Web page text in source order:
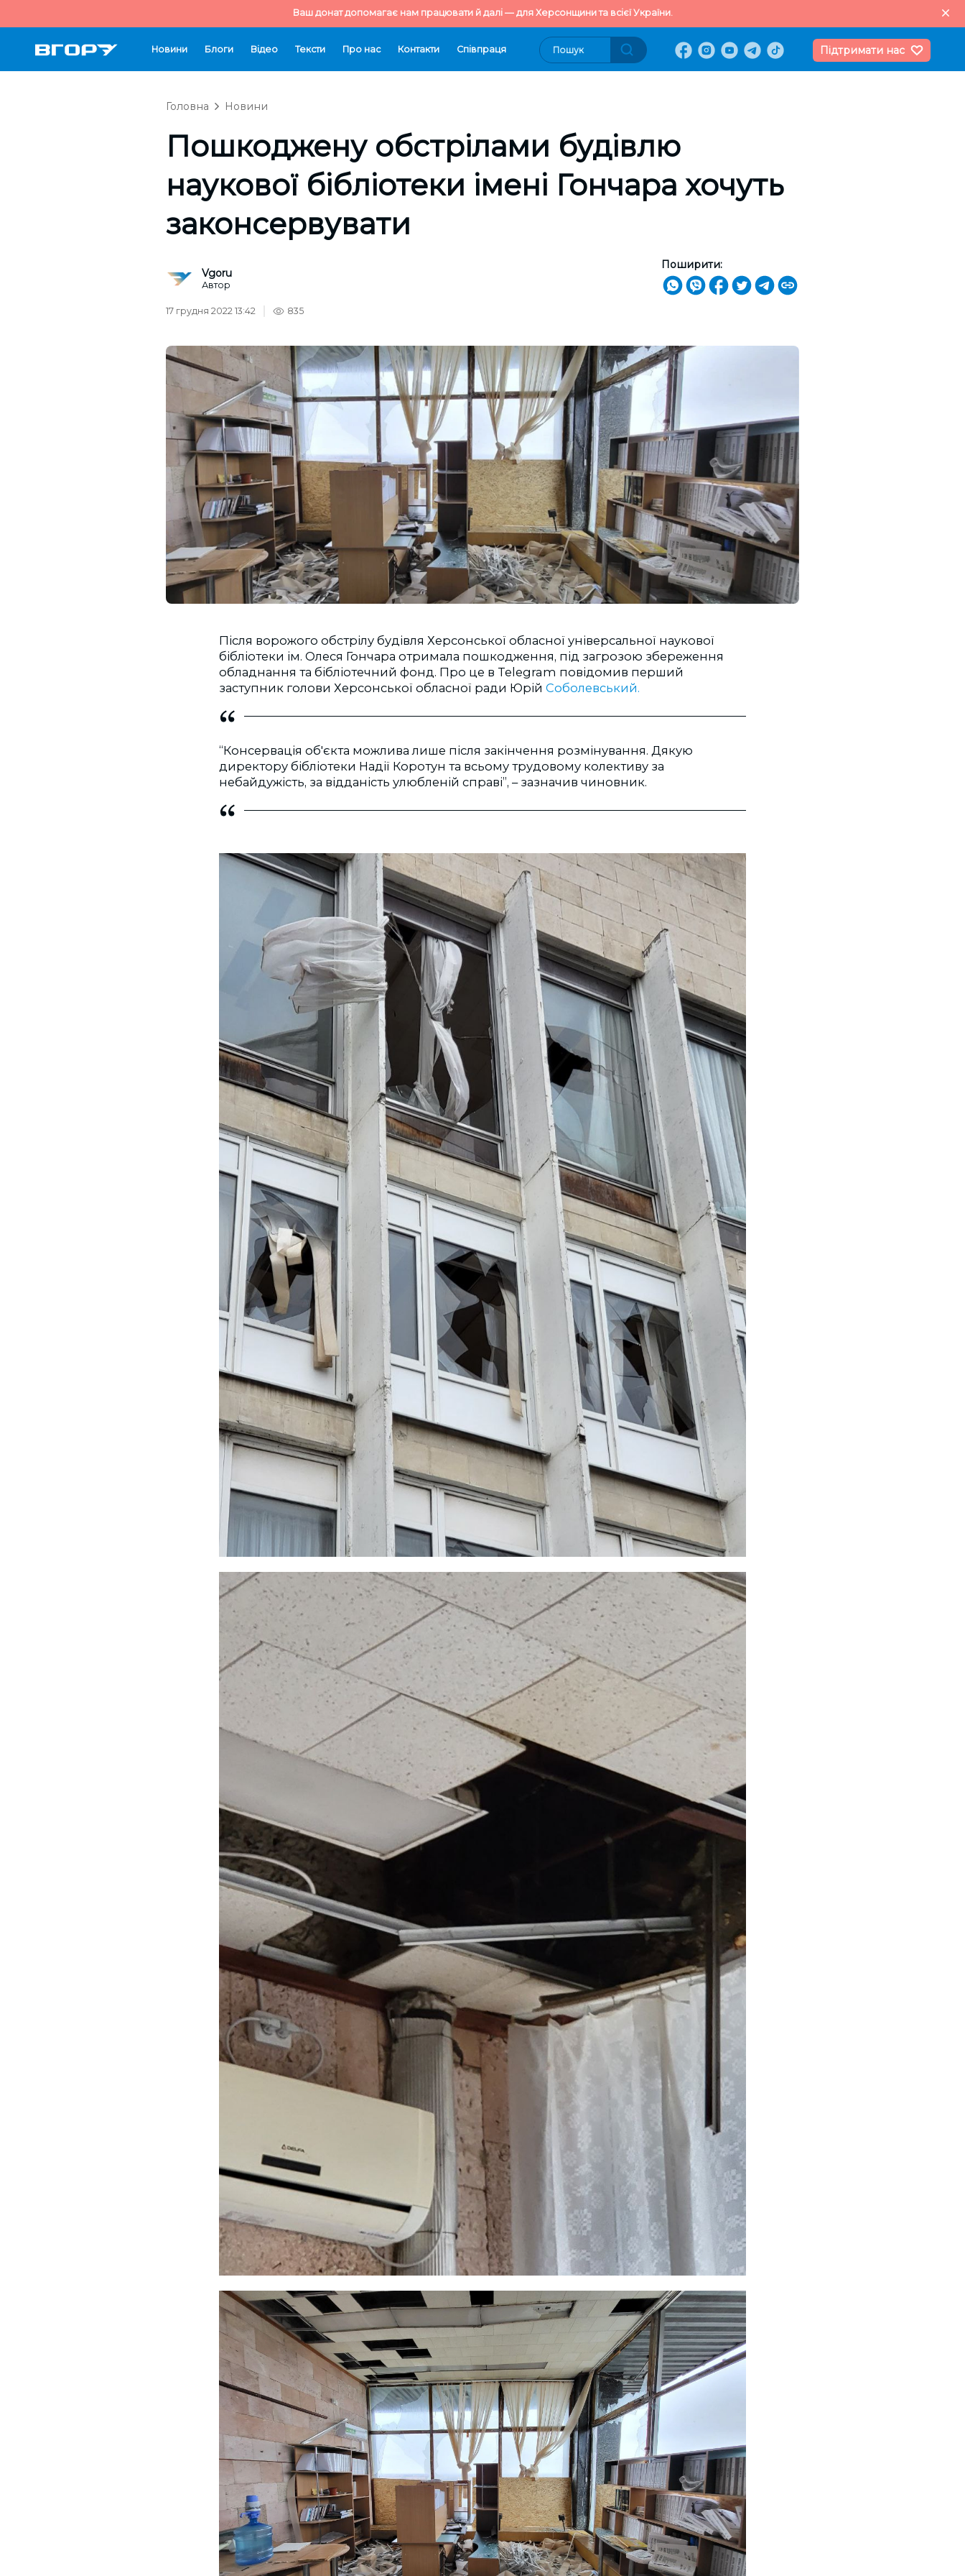
Ваш донат допомагає нам працювати й далі — для Херсонщини та всієї України.
Новини Блоги Відео Тексти Про нас Контакти Cпівпраця Підтримати нас
Головна Новини
Пошкоджену обстрілами будівлю
наукової бібліотеки імені Гончара хочуть
законсервувати
Vgoru
Автор
Поширити:
17 грудня 2022 13:42 835
Після ворожого обстрілу будівля Херсонської обласної універсальної наукової
бібліотеки ім. Олеся Гончара отримала пошкодження, під загрозою збереження
обладнання та бібліотечний фонд. Про це в Telegram повідомив перший
заступник голови Херсонської обласної ради Юрій Соболевський.
“Консервація об'єкта можлива лише після закінчення розмінування. Дякую
директору бібліотеки Надії Коротун та всьому трудовому колективу за
небайдужість, за відданість улюбленій справі”, – зазначив чиновник.